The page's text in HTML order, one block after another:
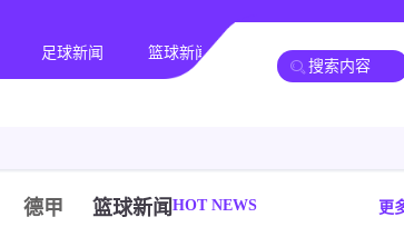
足球新闻 篮球新闻
德甲 法甲 美职业 亚
篮球新闻 HOT NEWS 更